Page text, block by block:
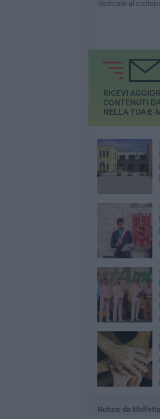
dedicate al
RICEVI
CONTENUTI
NELLA TUA E-
Notizie da Molfetta